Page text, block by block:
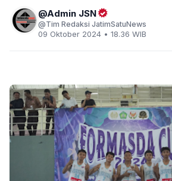
Admin JSN
Tim Redaksi JatimSatuNews
09 Oktober 2024 • 18.36 WIB